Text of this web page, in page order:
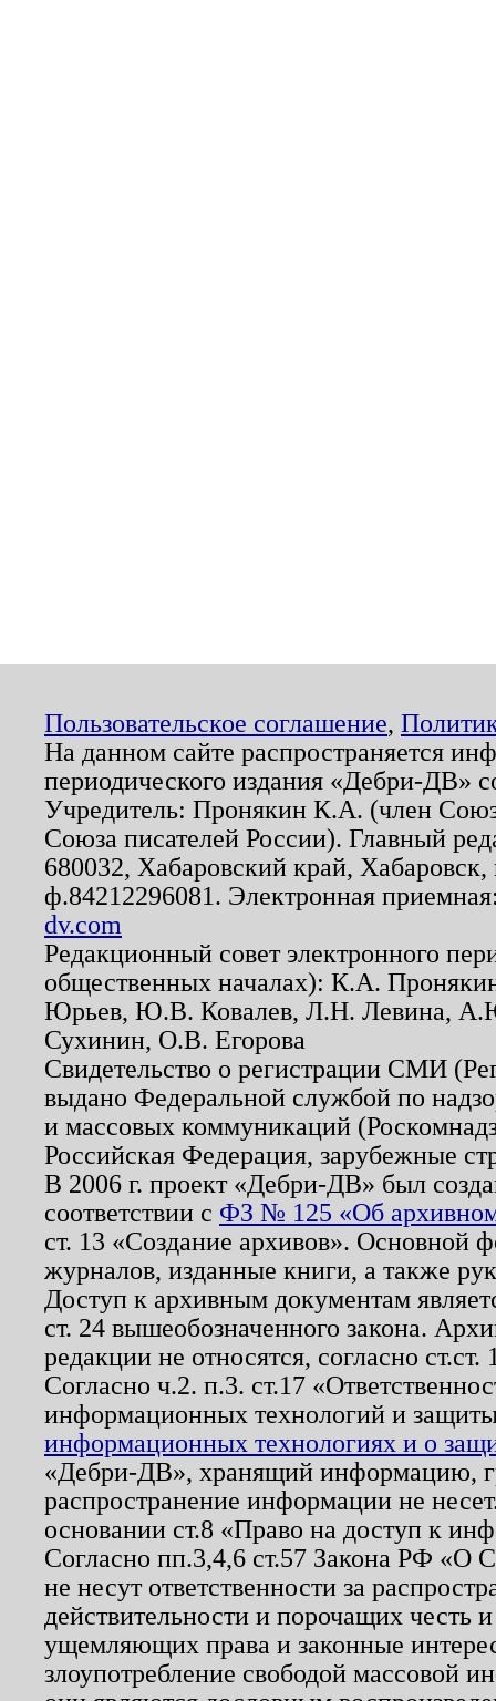
Пользовательское соглашение,
На данном сайте распространяется
периодического издания «Дебри-ДВ»
Учредитель: Пронякин К.А. (член
Союза писателей России). Главный
680032, Хабаровский край,
ф.84212296081. Электронная
dv.com
Редакционный совет электронного
общественных началах): К.А.
Юрьев, Ю.В. Ковалев, Л.Н. Левина,
Сухинин, О.В. Егорова
Свидетельство о регистрации СМИ
выдано Федеральной службой по
и массовых коммуникаций
Российская Федерация, зарубежные
В 2006 г. проект «Дебри-ДВ» был
соответствии с ФЗ № 125 «Об
ст. 13 «Создание архивов». Основной
журналов, изданные книги, а также
Доступ к архивным документам
ст. 24 вышеобозначенного закона.
редакции не относятся, согласно
Согласно ч.2. п.3. ст.17
информационных технологий и
информационных технологиях и о
«Дебри-ДВ», хранящий информацию,
распространение информации не
основании ст.8 «Право на доступ к
Согласно пп.3,4,6 ст.57 Закона РФ «О
не несут ответственности за
действительности и порочащих честь
ущемляющих права и законные
злоупотребление свободой массовой